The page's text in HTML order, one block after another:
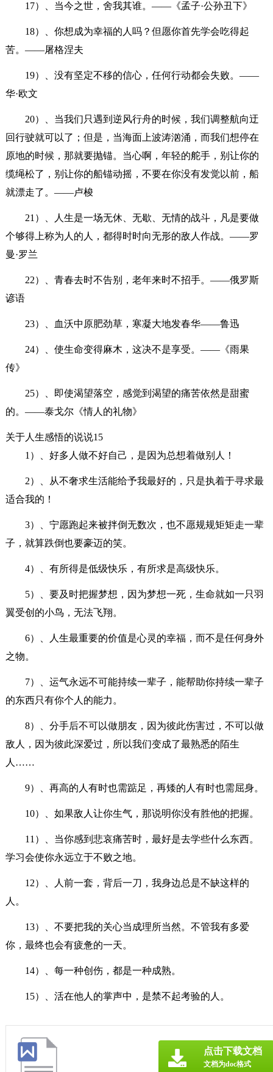
17）、当今之世，舍我其谁。——《孟子·公孙丑下》
18）、你想成为幸福的人吗？但愿你首先学会吃得起
苦。——屠格涅夫
19）、没有坚定不移的信心，任何行动都会失败。——
华·欧文
20）、当我们只遇到逆风行舟的时候，我们调整航向迂
回行驶就可以了；但是，当海面上波涛汹涌，而我们想停在
原地的时候，那就要抛锚。当心啊，年轻的舵手，别让你的
缆绳松了，别让你的船锚动摇，不要在你没有发觉以前，船
就漂走了。——卢梭
21）、人生是一场无休、无歇、无情的战斗，凡是要做
个够得上称为人的人，都得时时向无形的敌人作战。——罗
曼·罗兰
22）、青春去时不告别，老年来时不招手。——俄罗斯
谚语
23）、血沃中原肥劲草，寒凝大地发春华——鲁迅
24）、使生命变得麻木，这决不是享受。——《雨果
传》
25）、即使渴望落空，感觉到渴望的痛苦依然是甜蜜
的。——泰戈尔《情人的礼物》
关于人生感悟的说说15
1）、好多人做不好自己，是因为总想着做别人！
2）、从不奢求生活能给予我最好的，只是执着于寻求最
适合我的！
3）、宁愿跑起来被拌倒无数次，也不愿规规矩矩走一辈
子，就算跌倒也要豪迈的笑。
4）、有所得是低级快乐，有所求是高级快乐。
5）、要及时把握梦想，因为梦想一死，生命就如一只羽
翼受创的小鸟，无法飞翔。
6）、人生最重要的价值是心灵的幸福，而不是任何身外
之物。
7）、运气永远不可能持续一辈子，能帮助你持续一辈子
的东西只有你个人的能力。
8）、分手后不可以做朋友，因为彼此伤害过，不可以做
敌人，因为彼此深爱过，所以我们变成了最熟悉的陌生
人……
9）、再高的人有时也需踮足，再矮的人有时也需屈身。
10）、如果敌人让你生气，那说明你没有胜他的把握。
11）、当你感到悲哀痛苦时，最好是去学些什么东西。
学习会使你永远立于不败之地。
12）、人前一套，背后一刀，我身边总是不缺这样的
人。
13）、不要把我的关心当成理所当然。不管我有多爱
你，最终也会有疲惫的一天。
14）、每一种创伤，都是一种成熟。
15）、活在他人的掌声中，是禁不起考验的人。
点击下载文档
文档为doc格式